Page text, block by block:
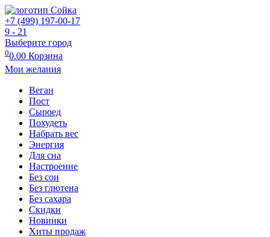
+7 (499) 197-00-17
9 - 21
Выберите город
00.00 Корзина
Мои желания
Веган
Пост
Сыроед
Похудеть
Набрать вес
Энергия
Для сна
Настроение
Без сои
Без глютена
Без сахара
Скидки
Новинки
Хиты продаж